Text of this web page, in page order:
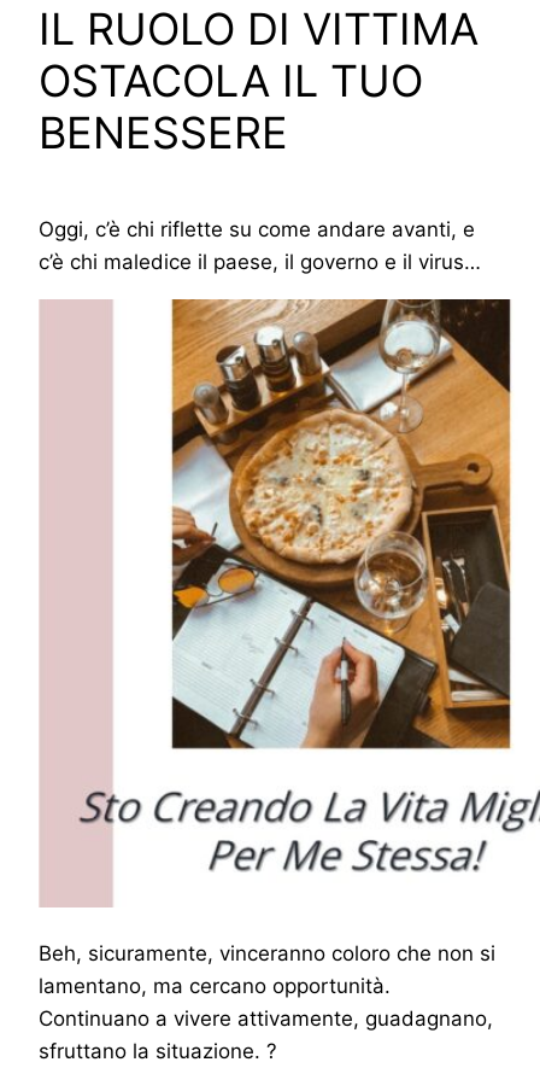
IL RUOLO DI VITTIMA
OSTACOLA IL TUO
BENESSERE
Oggi, c’è chi riflette su come andare avanti, e
c’è chi maledice il paese, il governo e il virus…
Beh, sicuramente, vinceranno coloro che non si
lamentano, ma cercano opportunità.
Continuano a vivere attivamente, guadagnano,
sfruttano la situazione. ?